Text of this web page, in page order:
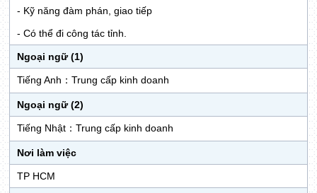
- Kỹ năng đàm phán, giao tiếp
- Có thể đi công tác tỉnh.
Ngoại ngữ (1)
Tiếng Anh：Trung cấp kinh doanh
Ngoại ngữ (2)
Tiếng Nhật：Trung cấp kinh doanh
Nơi làm việc
TP HCM